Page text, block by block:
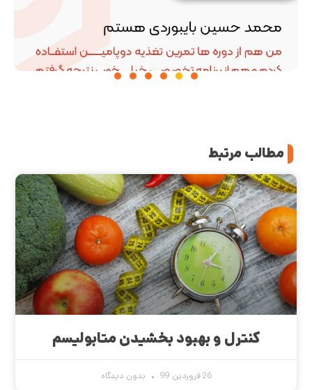
مطالب مرتبط
کنترل و بهبود بخشیدن متابولیسم
26 فروردین 99 بدون دیدگاه